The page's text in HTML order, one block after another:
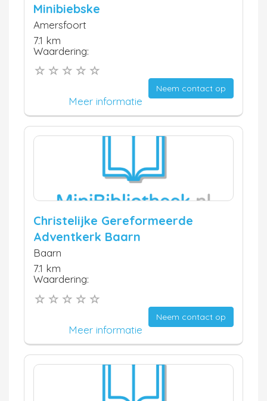
Minibiebske
Amersfoort
7.1 km
Waardering:
Neem contact op
Meer informatie
Christelijke Gereformeerde
Adventkerk Baarn
Baarn
7.1 km
Waardering:
Neem contact op
Meer informatie